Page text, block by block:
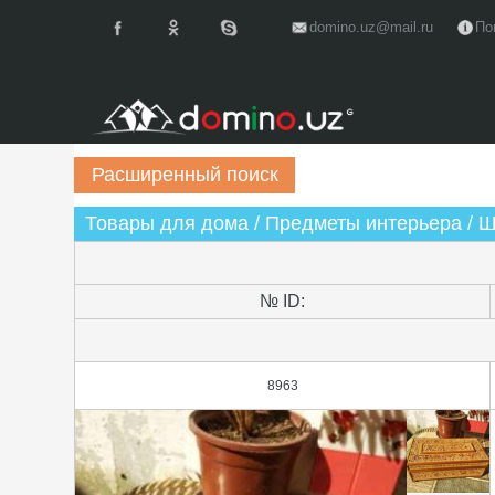
domino.uz@mail.ru
Товары для дома / Предметы интерьера /
№ ID:
8963